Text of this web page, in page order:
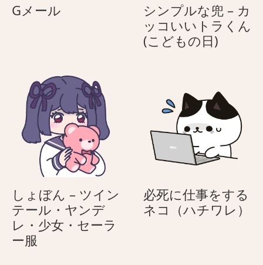
Gメール
シンプルな兜 – カ
ッコいいトラくん
(こどもの日)
な
兜
–
カ
ッ
い
い
しょぼん – ツイン
テール・ヤンデ
レ・少女・セーラ
ー服
必死に仕事をする
ネコ（ハチワレ）